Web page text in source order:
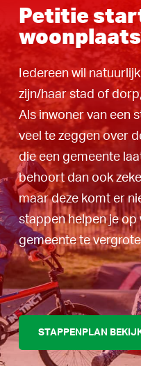
Petitie
Iedereen wil
zijn/haar stad of
Als inwoner van een
veel te zeggen over
die een gemeente
behoort dan ook
maar deze komt er
stappen helpen je op
gemeente te
STAPPENPLAN